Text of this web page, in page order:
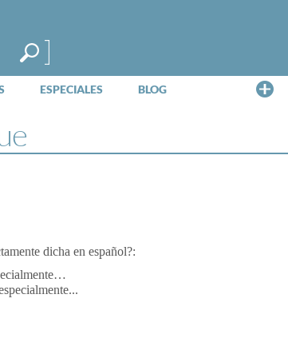
ESPECIALES BLOG
dicha en español?: